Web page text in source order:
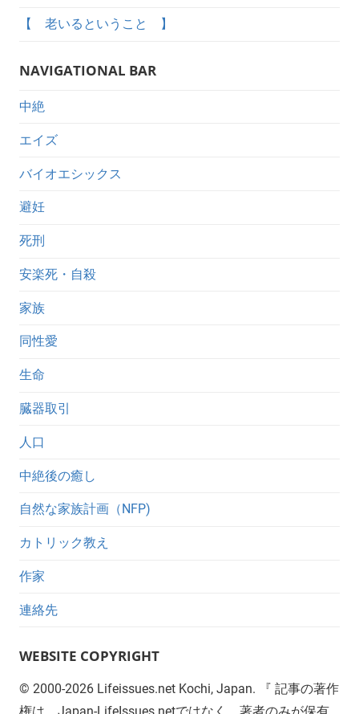
【 老いるということ 】
NAVIGATIONAL BAR
中絶
エイズ
バイオエシックス
避妊
死刑
安楽死・自殺
家族
同性愛
生命
臓器取引
人口
中絶後の癒し
自然な家族計画（NFP)
カトリック教え
作家
連絡先
WEBSITE COPYRIGHT
© 2000-2026 Lifeissues.net Kochi, Japan. 『 記事の著作